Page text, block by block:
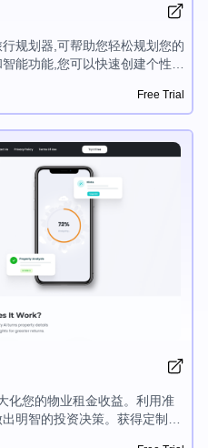
规划器,可帮助您轻松规划您的
能功能,您可以快速创建个性化
让您可以专注于享受旅程。Free Trial
化您的物业租金收益。利用准
明智的投资决策。获得定制的